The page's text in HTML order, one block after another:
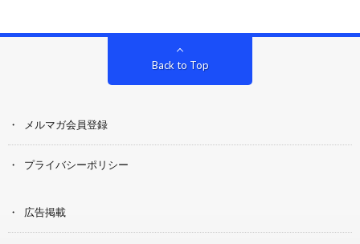
Back to Top
メルマガ会員登録
プライバシーポリシー
広告掲載